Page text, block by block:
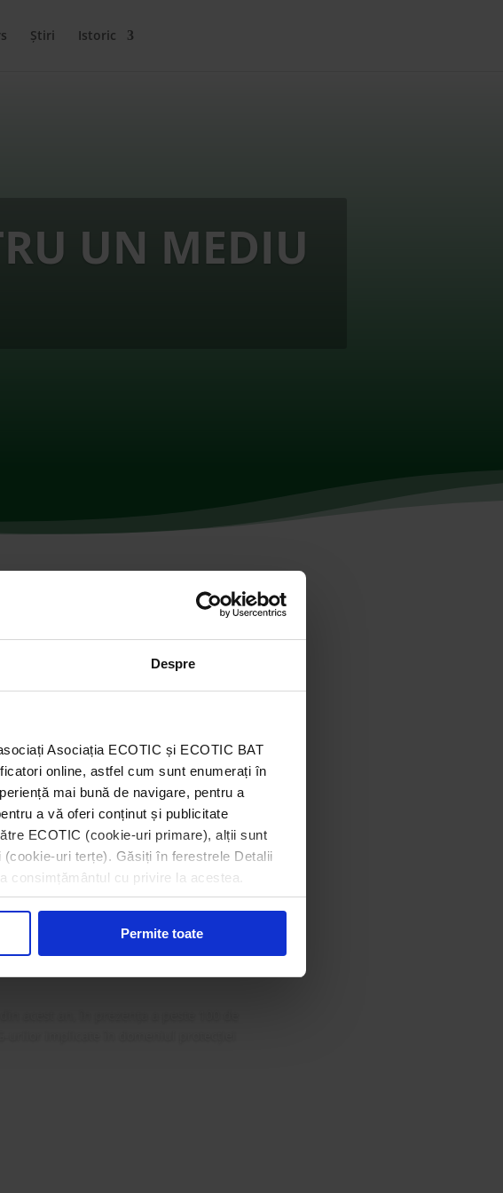
Despre
Asociația ECOTIC și ECOTIC BAT
online, astfel cum sunt enumerați în
mai bună de navigare, pentru a
a vă oferi conținut și publicitate
ECOTIC (cookie-uri primare), alții sunt
uri terțe). Găsiți în ferestrele Detalii
consimțământul cu privire la acestea.
Permite toate
Știri Istoric
UN MEDIU
din Gala
Curat